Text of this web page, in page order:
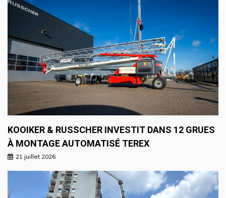
KOOIKER & RUSSCHER INVESTIT DANS 12 GRUES
À MONTAGE AUTOMATISÉ TEREX
21 juillet 2026